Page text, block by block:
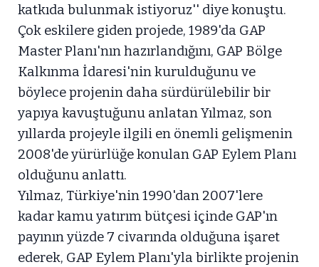
katkıda bulunmak istiyoruz'' diye konuştu.
Çok eskilere giden projede, 1989'da GAP
Master Planı'nın hazırlandığını, GAP Bölge
Kalkınma İdaresi'nin kurulduğunu ve
böylece projenin daha sürdürülebilir bir
yapıya kavuştuğunu anlatan Yılmaz, son
yıllarda projeyle ilgili en önemli gelişmenin
2008'de yürürlüğe konulan GAP Eylem Planı
olduğunu anlattı.
Yılmaz, Türkiye'nin 1990'dan 2007'lere
kadar kamu yatırım bütçesi içinde GAP'ın
payının yüzde 7 civarında olduğuna işaret
ederek, GAP Eylem Planı'yla birlikte projenin